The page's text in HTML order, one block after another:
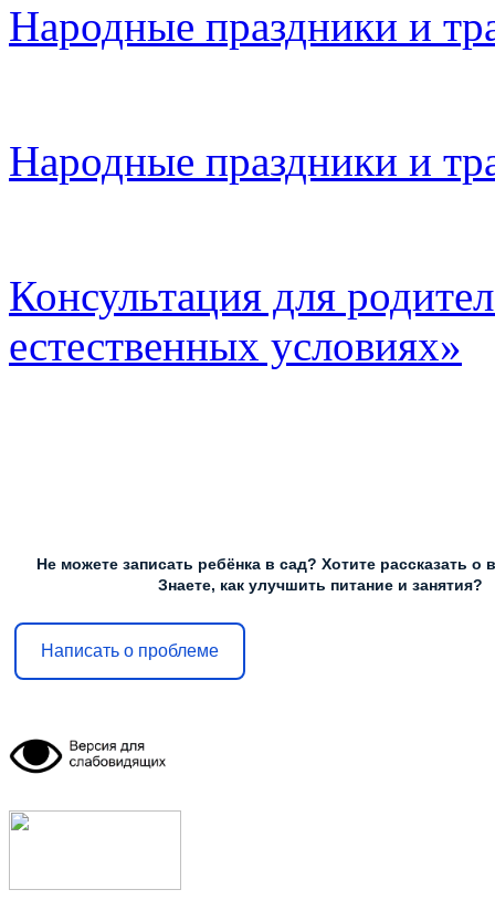
Народные праздники и
Народные праздники и
Консультация для
естественных условиях»
Не можете записать ребёнка в сад? Хотите рассказать о
Знаете, как улучшить питание и занятия?
Написать о проблеме